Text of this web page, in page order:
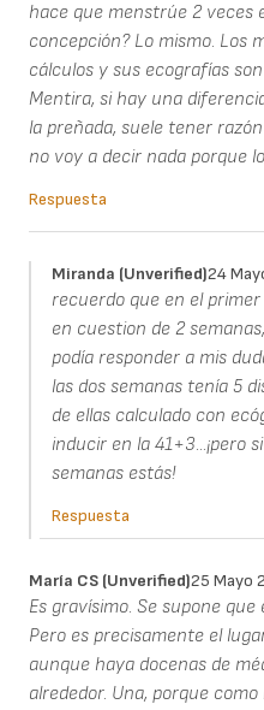
hace que menstrúe 2 veces
concepción? Lo mismo. Los
cálculos y sus ecografías
Mentira, si hay una
la preñada, suele tener
no voy a decir nada porque
Respuesta
Miranda (unverified)24
recuerdo que en el
en cuestion de 2
podía responder a mis
las dos semanas tenía 5
de ellas calculado con
inducir en la 41+3...¡pero
semanas estás!
Respuesta
María CS (unverified)25 Mayo
Es gravísimo. Se supone
Pero es precisamente el
aunque haya docenas de
alrededor. Una, porque